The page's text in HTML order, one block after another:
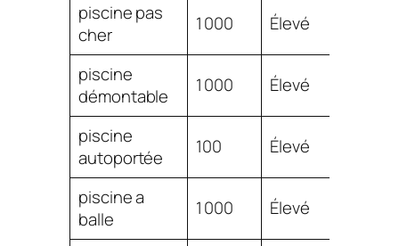
piscine pas
cher
1 000 Élevé
piscine
démontable
1 000 Élevé
piscine
autoportée
100 Élevé
piscine a
balle
1 000 Élevé